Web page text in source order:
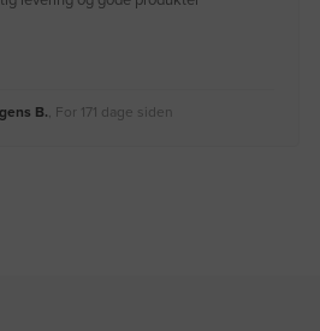
B., For 171 dage siden